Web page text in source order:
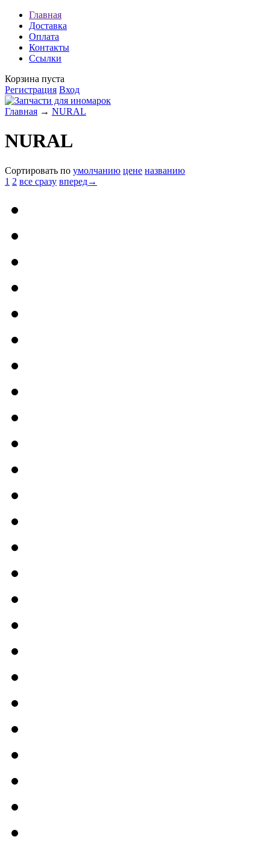
Главная
Доставка
Оплата
Контакты
Ссылки
Корзина пуста
Регистрация Вход
Главная → NURAL
NURAL
Сортировать по умолчанию цене названию
1 2 все сразу вперед→